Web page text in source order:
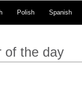
Polish Spanish
of the day